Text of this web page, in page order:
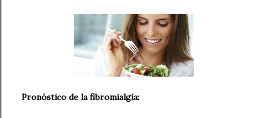
Pronóstico de la fibromialgia: